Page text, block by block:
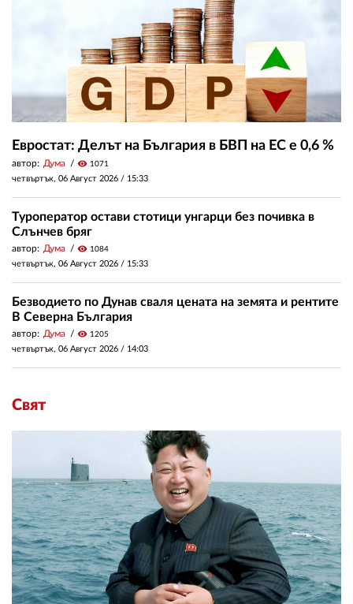
Евростат: Делът на България в БВП на ЕС е 0,6 %
автор: Дума visibility 1071
четвъртък, 06 Август 2026 / 15:33
Туроператор остави стотици унгарци без почивка в
Слънчев бряг
автор: Дума visibility 1084
четвъртък, 06 Август 2026 / 15:33
Безводието по Дунав сваля цената на земята и рентите
В Северна България
автор: Дума visibility 1205
четвъртък, 06 Август 2026 / 14:03
Свят